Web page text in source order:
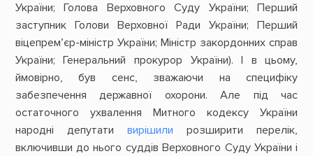
України; Голова Верховного Суду України; Перший
заступник Голови Верховної Ради України; Перший
віцепрем’єр-міністр України; Міністр закордонних справ
України; Генеральний прокурор України). І в цьому,
ймовірно, був сенс, зважаючи на специфіку
забезпечення державної охорони. Але під час
остаточного ухвалення Митного кодексу України
народні депутати вирішили розширити перелік,
включивши до нього суддів Верховного Суду України і